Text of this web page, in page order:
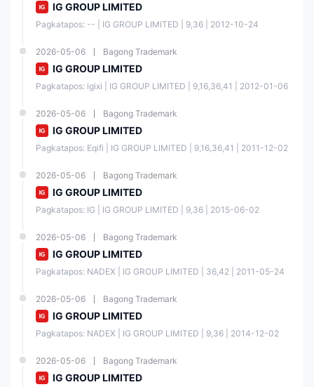
IG GROUP LIMITED
Pagkatapos: -- | IG GROUP LIMITED | 9,36 | 2012-10-24
2026-05-06 Bagong Trademark
IG GROUP LIMITED
Pagkatapos: igixi | IG GROUP LIMITED | 9,16,36,41 | 2012-01-06
2026-05-06 Bagong Trademark
IG GROUP LIMITED
Pagkatapos: Eqifi | IG GROUP LIMITED | 9,16,36,41 | 2011-12-02
2026-05-06 Bagong Trademark
IG GROUP LIMITED
Pagkatapos: IG | IG GROUP LIMITED | 9,36 | 2015-06-02
2026-05-06 Bagong Trademark
IG GROUP LIMITED
Pagkatapos: NADEX | IG GROUP LIMITED | 36,42 | 2011-05-24
2026-05-06 Bagong Trademark
IG GROUP LIMITED
Pagkatapos: NADEX | IG GROUP LIMITED | 9,36 | 2014-12-02
2026-05-06 Bagong Trademark
IG GROUP LIMITED